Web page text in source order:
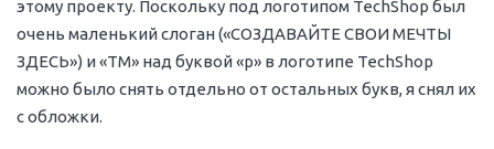
этому проекту. Поскольку под логотипом TechShop был
очень маленький слоган («СОЗДАВАЙТЕ СВОИ МЕЧТЫ
ЗДЕСЬ») и «ТМ» над буквой «p» в логотипе TechShop
можно было снять отдельно от остальных букв, я снял их
с обложки.